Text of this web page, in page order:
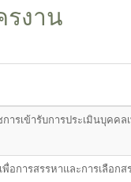
งาน
ารเข้ารับการประเมินบุคค
อการสรรหาและการเลือก